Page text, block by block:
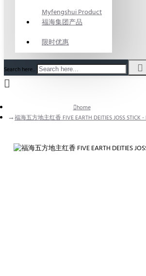
Myfengshui Product
福海集团产品
限时优惠
Search here...
home
福海五方地主红香 FIVE EARTH DEITIES JOSS STICK -